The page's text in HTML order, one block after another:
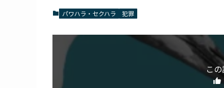
パワハラ・セクハラ 犯罪
こ